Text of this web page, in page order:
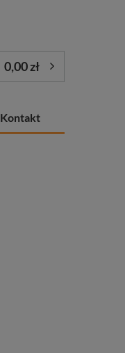
0,00 zł
Kontakt